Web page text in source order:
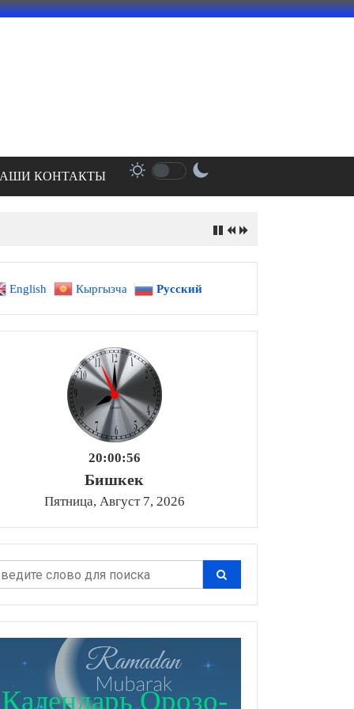
КОНТАКТЫ
English Кыргызча Русский
20:00:57
Бишкек
Пятница, Август 7, 2026
Календарь Орозо-